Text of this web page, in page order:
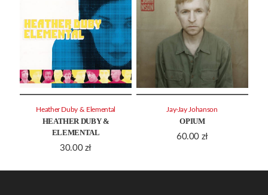
HEATHER DUBY &
ELEMENTAL
30.00 zł
Heather Duby & Elemental
OPIUM
60.00 zł
Jay-Jay Johanson